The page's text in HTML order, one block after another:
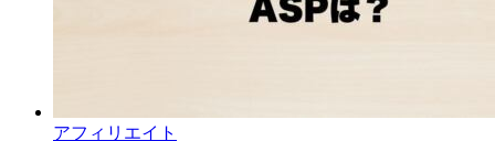
アフィリエイト